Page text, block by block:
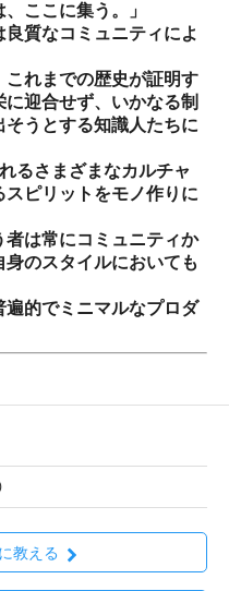
ここに集う。」
質なコミュニティによ
れまでの歴史が証明す
迎合せず、いかなる制
うとする知識人たちに
るさまざまなカルチャ
ピリットをモノ作りに
は常にコミュニティか
のスタイルにおいても
的でミニマルなプロダ
教える